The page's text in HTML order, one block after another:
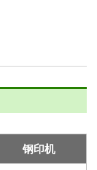
钢印机